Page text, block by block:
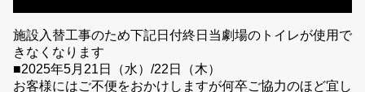
施設入替工事のため下記日付終日当劇場のトイレが使用で
きなくなります
■2025年5月21日（水）/22日（木）
お客様にはご不便をおかけしますが何卒ご協力のほど宜し